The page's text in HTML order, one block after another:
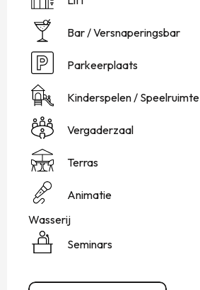
Bar / Versnaperingsbar
Parkeerplaats
Kinderspelen / Speelruimte
Vergaderzaal
Terras
Animatie
Wasserij
Seminars